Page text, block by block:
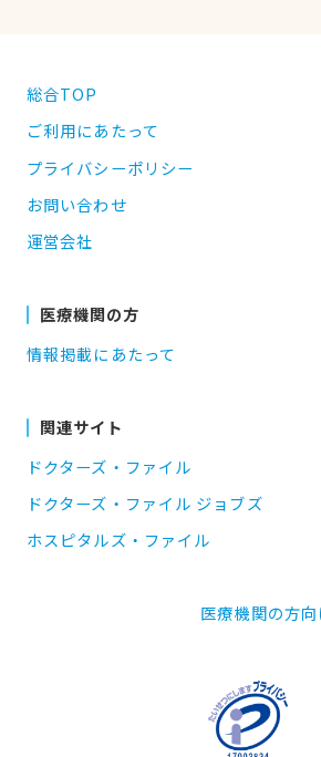
総合TOP
ご利用にあたって
プライバシーポリシー
お問い合わせ
運営会社
医療機関の方
情報掲載にあたって
関連サイト
ドクターズ・ファイル
ドクターズ・ファイル ジョブズ
ホスピタルズ・ファイル
医療機関の方